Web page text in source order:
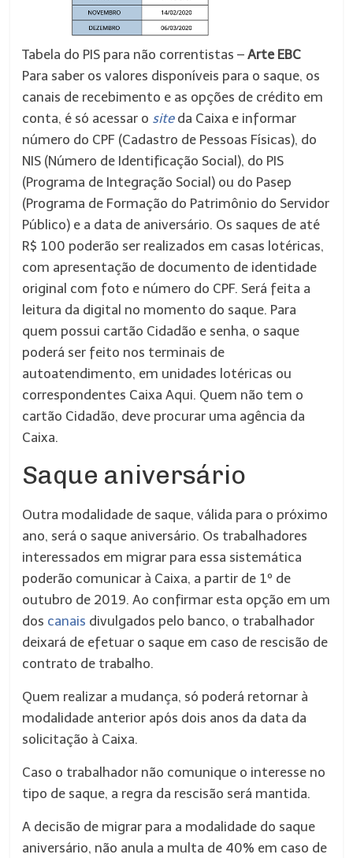
Tabela do PIS para não correntistas –Arte EBC
Para saber os valores disponíveis para o saque, os
canais de recebimento e as opções de crédito em
conta, é só acessar o siteda Caixa e informar
número do CPF (Cadastro de Pessoas Físicas), do
NIS (Número de Identificação Social), do PIS
(Programa de Integração Social) ou do Pasep
(Programa de Formação do Patrimônio do Servidor
Público) e a data de aniversário. Os saques de até
R$ 100 poderão ser realizados em casas lotéricas,
com apresentação de documento de identidade
original com foto e número do CPF. Será feita a
leitura da digital no momento do saque. Para
quem possui cartão Cidadão e senha, o saque
poderá ser feito nos terminais de
autoatendimento, em unidades lotéricas ou
correspondentes Caixa Aqui. Quem não tem o
cartão Cidadão, deve procurar uma agência da
Caixa.
Saque aniversário
Outra modalidade de saque, válida para o próximo
ano, será o saque aniversário. Os trabalhadores
interessados em migrar para essa sistemática
poderão comunicar à Caixa, a partir de 1º de
outubro de 2019. Ao confirmar esta opção em um
dos canais divulgados pelo banco, o trabalhador
deixará de efetuar o saque em caso de rescisão de
contrato de trabalho.
Quem realizar a mudança, só poderá retornar à
modalidade anterior após dois anos da data da
solicitação à Caixa.
Caso o trabalhador não comunique o interesse no
tipo de saque, a regra da rescisão será mantida.
A decisão de migrar para a modalidade do saque
aniversário, não anula a multa de 40% em caso de